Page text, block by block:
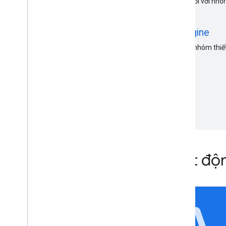
Quản lý hành trình thông qua Fleet Engine
Fleet Engine xử lý sự tương tác giữa hoạt động của nhóm
Tài liệu tham khảo về hoạt